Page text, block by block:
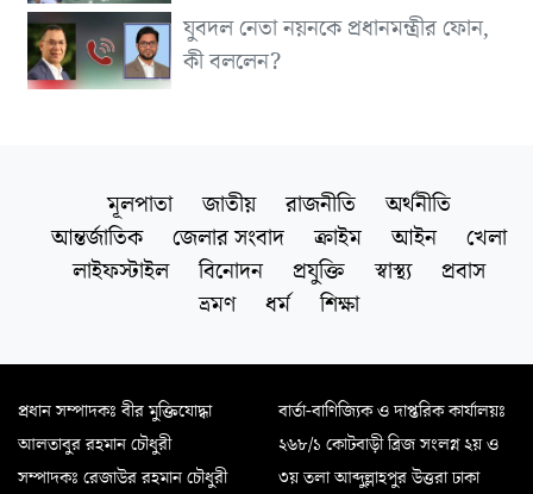
যুবদল নেতা নয়নকে প্রধানমন্ত্রীর ফোন,
কী বললেন?
মূলপাতা জাতীয় রাজনীতি
অর্থনীতি
আন্তর্জাতিক
জেলার সংবাদ ক্রাইম আইন
খেলা
লাইফস্টাইল
বিনোদন প্রযুক্তি স্বাস্থ্য
প্রবাস
ভ্রমণ
ধর্ম শিক্ষা
প্রধান সম্পাদকঃ বীর মুক্তিযোদ্ধা
আলতাবুর রহমান চৌধুরী
সম্পাদকঃ রেজাউর রহমান চৌধুরী
বার্তা-বাণিজ্যিক ও দাপ্তরিক কার্যালয়ঃ
২৬৮/১ কোটবাড়ী ব্রিজ সংলগ্ন ২য় ও
৩য় তলা আব্দুল্লাহপুর উত্তরা ঢাকা